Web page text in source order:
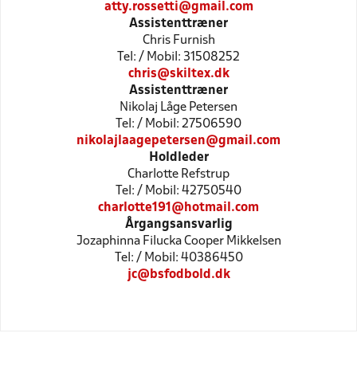
atty.rossetti@gmail.com
Assistenttræner
Chris Furnish
Tel: / Mobil: 31508252
chris@skiltex.dk
Assistenttræner
Nikolaj Låge Petersen
Tel: / Mobil: 27506590
nikolajlaagepetersen@gmail.com
Holdleder
Charlotte Refstrup
Tel: / Mobil: 42750540
charlotte191@hotmail.com
Årgangsansvarlig
Jozaphinna Filucka Cooper Mikkelsen
Tel: / Mobil: 40386450
jc@bsfodbold.dk